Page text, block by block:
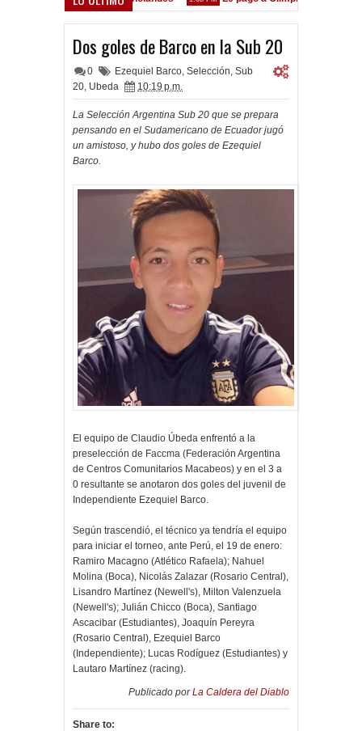
Dos goles de Barco en la Sub 20
0 Ezequiel Barco, Selección, Sub
20, Ubeda 10:19 p.m.
La Selección Argentina Sub 20 que se prepara
pensando en el Sudamericano de Ecuador jugó
un amistoso, y hubo dos goles de Ezequiel
Barco.
El equipo de Claudio Úbeda enfrentó a la
preselección de Faccma (Federación Argentina
de Centros Comunitarios Macabeos) y en el 3 a
0 resultante se anotaron dos goles del juvenil de
Independiente Ezequiel Barco.
Según trascendió, el técnico ya tendría el equipo
para iniciar el torneo, ante Perú, el 19 de enero:
Ramiro Macagno (Atlético Rafaela); Nahuel
Molina (Boca), Nicolás Zalazar (Rosario Central),
Lisandro Martínez (Newell's), Milton Valenzuela
(Newell's); Julián Chicco (Boca), Santiago
Ascacibar (Estudiantes), Joaquín Pereyra
(Rosario Central), Ezequiel Barco
(Independiente); Lucas Rodíguez (Estudiantes) y
Lautaro Martínez (racing).
Publicado porLa Caldera del Diablo
Share to: